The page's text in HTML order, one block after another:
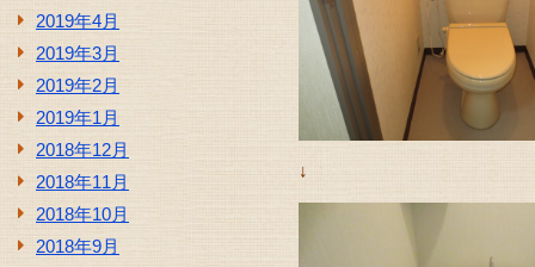
2019年4月
2019年3月
2019年2月
2019年1月
2018年12月
2018年11月
2018年10月
2018年9月
↓